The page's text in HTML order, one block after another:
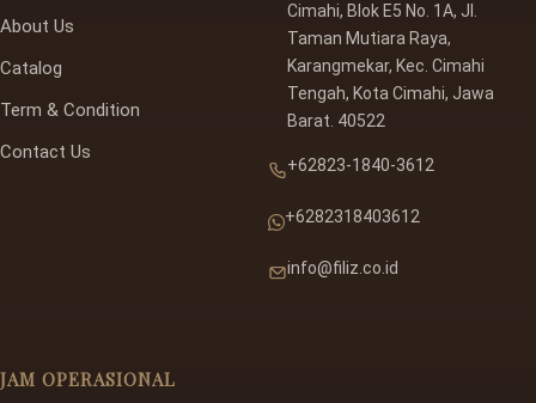
About Us
Catalog
Term & Condition
Contact Us
Cimahi, Blok E5 No. 1A, Jl.
Taman Mutiara Raya,
Karangmekar, Kec. Cimahi
Tengah, Kota Cimahi, Jawa
Barat. 40522
+62823-1840-3612
+6282318403612
info@filiz.co.id
JAM OPERASIONAL